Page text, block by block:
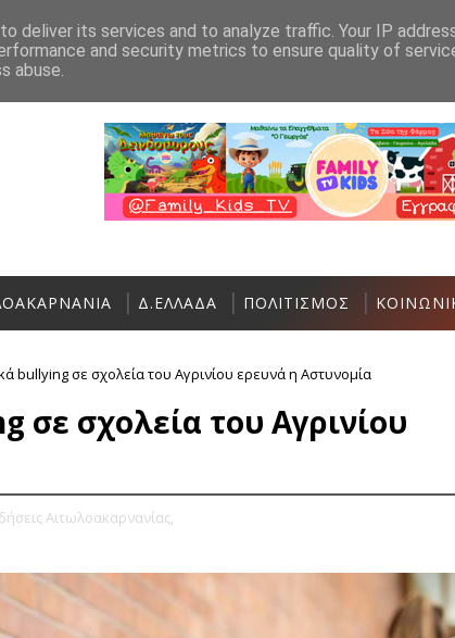
Ανακοίνωση Επικοινωνία
Ο Σύλλογος Γυναικών Αστακού σας
Δ.ΕΛΛΑΔΑ ΠΟΛΙΤΙΣΜΟΣ
bullying σε σχολεία του Αγρινίου ερευνά η Αστυνομία
σε σχολεία του Αγρινίου
Αιτωλοακαρνανίας,
deliver its services and to analyze traffic. Your IP
and security metrics to ensure quality of
abuse.